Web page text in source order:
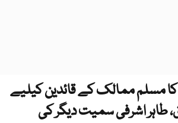
مسلم ممالک کے قائدین کیلیے
طاہر اشرفی سمیت دیگر کی